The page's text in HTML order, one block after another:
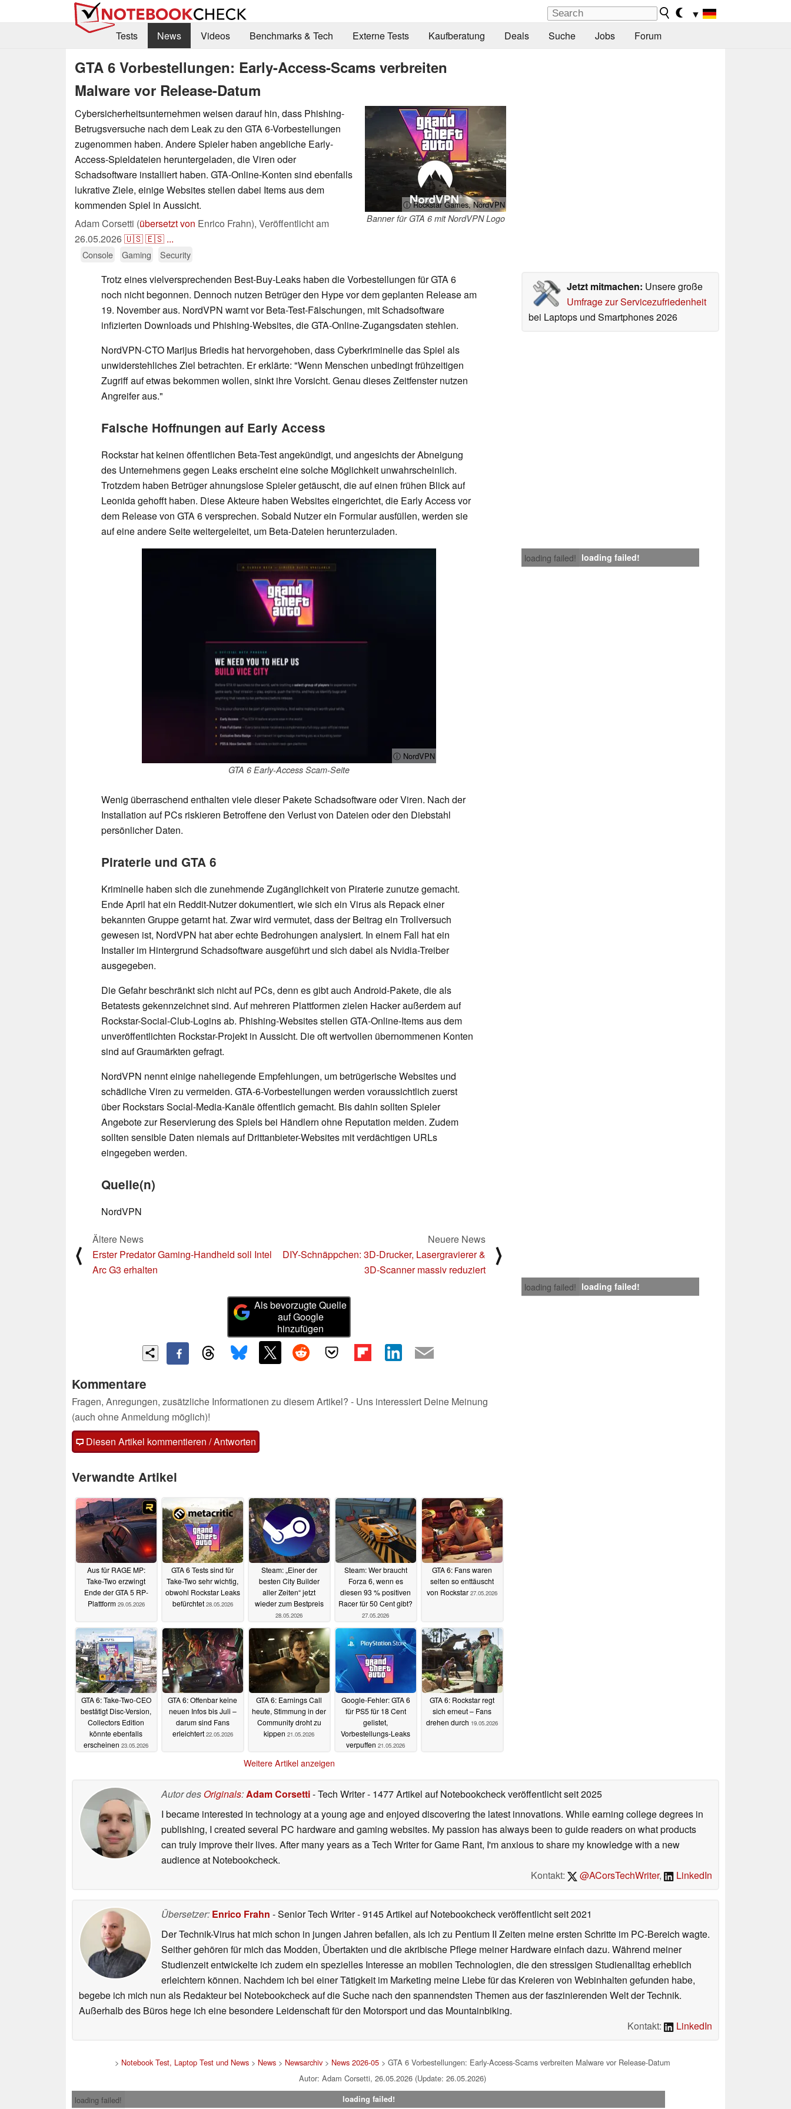
▼
Tests
News Videos Benchmarks & Tech Externe Tests Kaufberatung Deals Suche Jobs Forum
GTA 6 Vorbestellungen: Early-Access-Scams verbreiten
Malware vor Release-Datum
ⓘ Rockstar Games, NordVPN
Banner für GTA 6 mit NordVPN Logo
Cybersicherheitsunternehmen weisen darauf hin, dass Phishing-
Betrugsversuche nach dem Leak zu den GTA 6-Vorbestellungen
zugenommen haben. Andere Spieler haben angebliche Early-
Access-Spieldateien heruntergeladen, die Viren oder
Schadsoftware installiert haben. GTA-Online-Konten sind ebenfalls
lukrative Ziele, einige Websites stellen dabei Items aus dem
kommenden Spiel in Aussicht.
Adam Corsetti (übersetzt von Enrico Frahn), Veröffentlicht am
26.05.2026🇺🇸🇪🇸 ...
Console Gaming Security
Jetzt mitmachen: Unsere große
Umfrage zur Servicezufriedenheit
bei Laptops und Smartphones 2026
Trotz eines vielversprechenden Best-Buy-Leaks haben die Vorbestellungen für GTA 6
noch nicht begonnen. Dennoch nutzen Betrüger den Hype vor dem geplanten Release am
19. November aus. NordVPN warnt vor Beta-Test-Fälschungen, mit Schadsoftware
infizierten Downloads und Phishing-Websites, die GTA-Online-Zugangsdaten stehlen.
NordVPN-CTO Marijus Briedis hat hervorgehoben, dass Cyberkriminelle das Spiel als
unwiderstehliches Ziel betrachten. Er erklärte: "Wenn Menschen unbedingt frühzeitigen
Zugriff auf etwas bekommen wollen, sinkt ihre Vorsicht. Genau dieses Zeitfenster nutzen
Angreifer aus."
Falsche Hoffnungen auf Early Access
Rockstar hat keinen öffentlichen Beta-Test angekündigt, und angesichts der Abneigung
des Unternehmens gegen Leaks erscheint eine solche Möglichkeit unwahrscheinlich.
Trotzdem haben Betrüger ahnungslose Spieler getäuscht, die auf einen frühen Blick auf
Leonida gehofft haben. Diese Akteure haben Websites eingerichtet, die Early Access vor
dem Release von GTA 6 versprechen. Sobald Nutzer ein Formular ausfüllen, werden sie
auf eine andere Seite weitergeleitet, um Beta-Dateien herunterzuladen.
loading failed! loading failed!
ⓘ NordVPN
GTA 6 Early-Access Scam-Seite
Wenig überraschend enthalten viele dieser Pakete Schadsoftware oder Viren. Nach der
Installation auf PCs riskieren Betroffene den Verlust von Dateien oder den Diebstahl
persönlicher Daten.
Piraterie und GTA 6
Kriminelle haben sich die zunehmende Zugänglichkeit von Piraterie zunutze gemacht.
Ende April hat ein Reddit-Nutzer dokumentiert, wie sich ein Virus als Repack einer
bekannten Gruppe getarnt hat. Zwar wird vermutet, dass der Beitrag ein Trollversuch
gewesen ist, NordVPN hat aber echte Bedrohungen analysiert. In einem Fall hat ein
Installer im Hintergrund Schadsoftware ausgeführt und sich dabei als Nvidia-Treiber
ausgegeben.
Die Gefahr beschränkt sich nicht auf PCs, denn es gibt auch Android-Pakete, die als
Betatests gekennzeichnet sind. Auf mehreren Plattformen zielen Hacker außerdem auf
Rockstar-Social-Club-Logins ab. Phishing-Websites stellen GTA-Online-Items aus dem
unveröffentlichten Rockstar-Projekt in Aussicht. Die oft wertvollen übernommenen Konten
sind auf Graumärkten gefragt.
NordVPN nennt einige naheliegende Empfehlungen, um betrügerische Websites und
schädliche Viren zu vermeiden. GTA-6-Vorbestellungen werden voraussichtlich zuerst
über Rockstars Social-Media-Kanäle öffentlich gemacht. Bis dahin sollten Spieler
Angebote zur Reservierung des Spiels bei Händlern ohne Reputation meiden. Zudem
sollten sensible Daten niemals auf Drittanbieter-Websites mit verdächtigen URLs
eingegeben werden.
Quelle(n)
NordVPN
⟨
Ältere News
Erster Predator Gaming-Handheld soll Intel
Arc G3 erhalten
Neuere News
DIY-Schnäppchen: 3D-Drucker, Lasergravierer &
3D-Scanner massiv reduziert
⟩
loading failed! loading failed!
Als bevorzugte Quelle
auf Google
hinzufügen
Kommentare
Fragen, Anregungen, zusätzliche Informationen zu diesem Artikel? - Uns interessiert Deine Meinung
(auch ohne Anmeldung möglich)!
Diesen Artikel kommentieren / Antworten
Verwandte Artikel
Aus für RAGE MP:
Take-Two erzwingt
Ende der GTA 5 RP-
Plattform 29.05.2026
GTA 6 Tests sind für
Take-Two sehr wichtig,
obwohl Rockstar Leaks
befürchtet 28.05.2026
Steam: „Einer der
besten City Builder
aller Zeiten“ jetzt
wieder zum Bestpreis
28.05.2026
Steam: Wer braucht
Forza 6, wenn es
diesen 93 % positiven
Racer für 50 Cent gibt?
27.05.2026
GTA 6: Fans waren
selten so enttäuscht
von Rockstar 27.05.2026
GTA 6: Take-Two-CEO
bestätigt Disc-Version,
Collectors Edition
könnte ebenfalls
erscheinen 23.05.2026
GTA 6: Offenbar keine
neuen Infos bis Juli –
darum sind Fans
erleichtert 22.05.2026
GTA 6: Earnings Call
heute, Stimmung in der
Community droht zu
kippen 21.05.2026
Google-Fehler: GTA 6
für PS5 für 18 Cent
gelistet,
Vorbestellungs-Leaks
verpuffen 21.05.2026
GTA 6: Rockstar regt
sich erneut – Fans
drehen durch 19.05.2026
Weitere Artikel anzeigen
Autor des Originals:Adam Corsetti- Tech Writer- 1477 Artikel auf Notebookcheck veröffentlichtseit 2025
I became interested in technology at a young age and enjoyed discovering the latest innovations. While earning college degrees in
publishing, I created several PC hardware and gaming websites. My passion has always been to guide readers on what products
can truly improve their lives. After many years as a Tech Writer for Game Rant, I'm anxious to share my knowledge with a new
audience at Notebookcheck.
Kontakt:
@ACorsTechWriter, LinkedIn
Übersetzer: Enrico Frahn - Senior Tech Writer- 9145 Artikel auf Notebookcheck veröffentlichtseit 2021
Der Technik-Virus hat mich schon in jungen Jahren befallen, als ich zu Pentium II Zeiten meine ersten Schritte im PC-Bereich wagte.
Seither gehören für mich das Modden, Übertakten und die akribische Pflege meiner Hardware einfach dazu. Während meiner
Studienzeit entwickelte ich zudem ein spezielles Interesse an mobilen Technologien, die den stressigen Studienalltag erheblich
erleichtern können. Nachdem ich bei einer Tätigkeit im Marketing meine Liebe für das Kreieren von Webinhalten gefunden habe,
begebe ich mich nun als Redakteur bei Notebookcheck auf die Suche nach den spannendsten Themen aus der faszinierenden Welt der Technik.
Außerhalb des Büros hege ich eine besondere Leidenschaft für den Motorsport und das Mountainbiking.
Kontakt:
LinkedIn
> Notebook Test, Laptop Test und News > News > Newsarchiv > News 2026-05 > GTA 6 Vorbestellungen: Early-Access-Scams verbreiten Malware vor Release-Datum
Autor: Adam Corsetti, 26.05.2026 (Update: 26.05.2026)
loading failed!
loading failed!